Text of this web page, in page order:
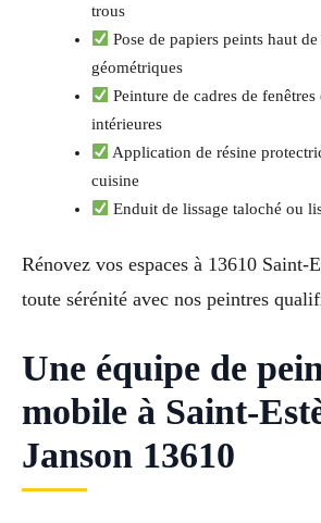
trous
Pose de papiers peints haut
géométriques
Peinture de cadres de fenêtres
intérieures
Application de résine
cuisine
Enduit de lissage taloché ou
Rénovez vos espaces à 13610 Saint-
toute sérénité avec nos peintres
Une équipe de
mobile à Saint-
Janson 13610